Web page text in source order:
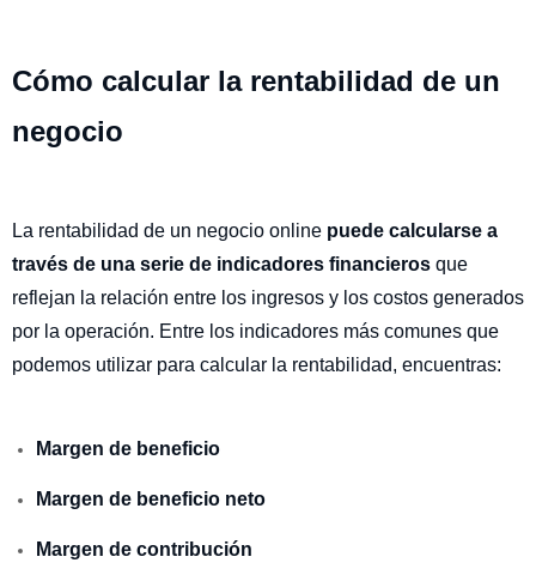
Cómo calcular la rentabilidad de un
negocio
La rentabilidad de un negocio online puede calcularse a
través de una serie de indicadores financieros que
reflejan la relación entre los ingresos y los costos generados
por la operación. Entre los indicadores más comunes que
podemos utilizar para calcular la rentabilidad, encuentras:
Margen de beneficio
Margen de beneficio neto
Margen de contribución